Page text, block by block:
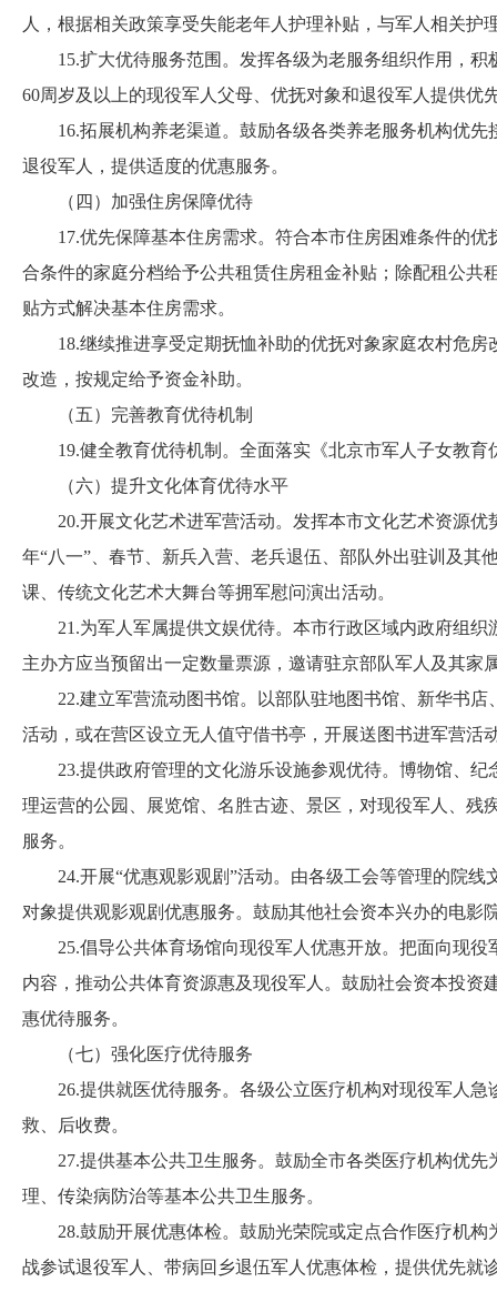
人，根据相关政策享受失能老年人护理补贴，与军人相关护
15.扩大优待服务范围。发挥各级为老服务组织作用，积
60周岁及以上的现役军人父母、优抚对象和退役军人提供优
16.拓展机构养老渠道。鼓励各级各类养老服务机构优先
退役军人，提供适度的优惠服务。
（四）加强住房保障优待
17.优先保障基本住房需求。符合本市住房困难条件的优
合条件的家庭分档给予公共租赁住房租金补贴；除配租公共
贴方式解决基本住房需求。
18.继续推进享受定期抚恤补助的优抚对象家庭农村危房
改造，按规定给予资金补助。
（五）完善教育优待机制
19.健全教育优待机制。全面落实《北京市军人子女教育
（六）提升文化体育优待水平
20.开展文化艺术进军营活动。发挥本市文化艺术资源优
年“八一”、春节、新兵入营、老兵退伍、部队外出驻训及其
课、传统文化艺术大舞台等拥军慰问演出活动。
21.为军人军属提供文娱优待。本市行政区域内政府组织
主办方应当预留出一定数量票源，邀请驻京部队军人及其家
22.建立军营流动图书馆。以部队驻地图书馆、新华书店
活动，或在营区设立无人值守借书亭，开展送图书进军营活
23.提供政府管理的文化游乐设施参观优待。博物馆、纪
理运营的公园、展览馆、名胜古迹、景区，对现役军人、残
服务。
24.开展“优惠观影观剧”活动。由各级工会等管理的院线
对象提供观影观剧优惠服务。鼓励其他社会资本兴办的电影
25.倡导公共体育场馆向现役军人优惠开放。把面向现役
内容，推动公共体育资源惠及现役军人。鼓励社会资本投
惠优待服务。
（七）强化医疗优待服务
26.提供就医优待服务。各级公立医疗机构对现役军人急
救、后收费。
27.提供基本公共卫生服务。鼓励全市各类医疗机构优先
理、传染病防治等基本公共卫生服务。
28.鼓励开展优惠体检。鼓励光荣院或定点合作医疗机构
战参试退役军人、带病回乡退伍军人优惠体检，提供优先就